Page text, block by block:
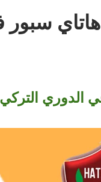
سبور
الدوري التركي